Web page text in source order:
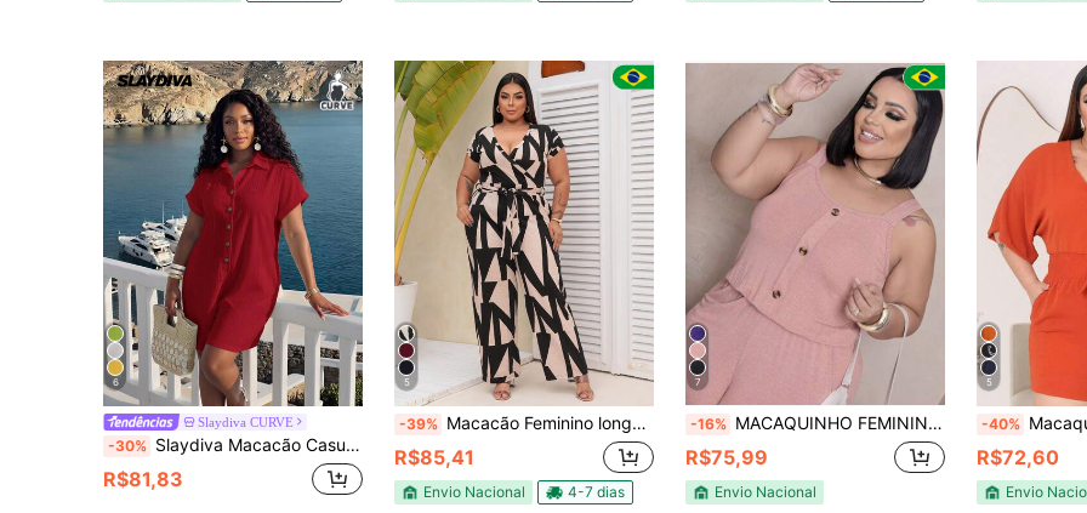
6
Slaydiva CURVE
-30% Slaydiva Macacão Casual de Manga Curta com Decote em V, Bolsos e Botões, Ajuste Solto, para Mulheres Plus Size, Elegante para Uso Diário, Festa de Aniversário, Formatura, Uso Estudantil, Passeio Diário, Versátil, Lazer, Férias, Cruzeiro, Praia, Banho de Sol, Casual Executivo, Minimalista, Verão
R$81,83
5
-39% Macacão Feminino longo Plus Size Com Cinto bolso decote Em V Soltinho Elegante Luxo do 42 ao 60
R$85,41
Envio Nacional 4-7 dias
7
-16% MACAQUINHO FEMININO REGATA PLUS SIZE VISCOLYCRA
R$75,99
Envio Nacional
5
-40% Macaquinho Plus Size
R$72,60
Envio